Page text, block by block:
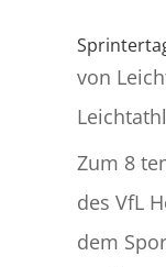
von
Zum 8
des VfL
dem